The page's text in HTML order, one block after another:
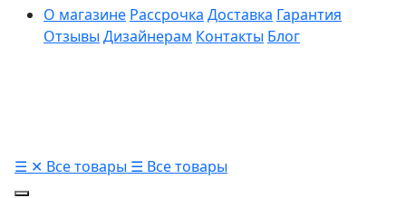
О магазине Рассрочка Доставка Гарантия
Отзывы Дизайнерам Контакты Блог
☰ ✕ Все товары ☰ Все товары